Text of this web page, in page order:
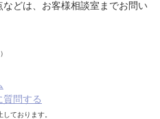
どは、お客様相談室までお問い
質問する
ております。